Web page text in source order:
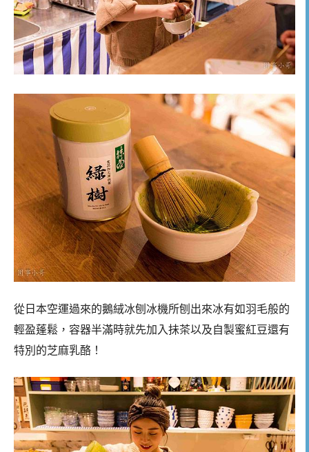
從日本空運過來的鵝絨冰刨冰機所刨出來冰有如羽毛般的
輕盈蓬鬆，容器半滿時就先加入抺茶以及自製蜜紅豆還有
特別的芝麻乳酪！